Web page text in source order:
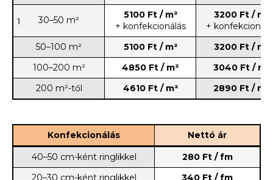
1 30–50 m²
5100 Ft / m²
+ konfekcionálás
3200 Ft / m²
+
50–100 m²
5100 Ft / m²
3200 Ft / m²
100–200 m²
4850 Ft / m²
3040 Ft / m²
200 m²-től
4610 Ft / m² 2890 Ft / m²
Konfekcionálás
Nettó ár
40–50 cm-ként ringlikkel
280 Ft / fm
20–30 cm-ként ringlikkel
340 Ft / fm